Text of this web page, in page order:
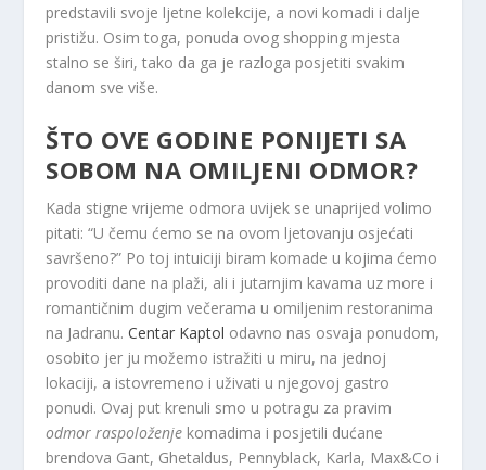
predstavili svoje ljetne kolekcije, a novi komadi i dalje
pristižu. Osim toga, ponuda ovog shopping mjesta
stalno se širi, tako da ga je razloga posjetiti svakim
danom sve više.
ŠTO OVE GODINE PONIJETI SA
SOBOM NA OMILJENI ODMOR?
Kada stigne vrijeme odmora uvijek se unaprijed volimo
pitati: “U čemu ćemo se na ovom ljetovanju osjećati
savršeno?” Po toj intuiciji biram komade u kojima ćemo
provoditi dane na plaži, ali i jutarnjim kavama uz more i
romantičnim dugim večerama u omiljenim restoranima
na Jadranu.Centar Kaptol odavno nas osvaja ponudom,
osobito jer ju možemo istražiti u miru, na jednoj
lokaciji, a istovremeno i uživati ​​u njegovoj gastro
ponudi. Ovaj put krenuli smo u potragu za pravim
odmor raspoloženje komadima i posjetili dućane
brendova Gant, Ghetaldus, Pennyblack, Karla, Max&Co i